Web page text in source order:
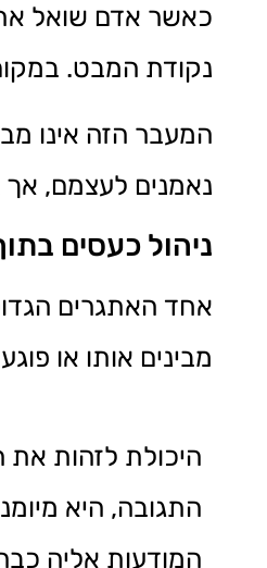
כאשר אדם שואל
נקודת המבט.
המעבר הזה אינו
נאמנים לעצמם,
ניהול כעסים
אחד האתגרים
מבינים אותו או
היכולת לזהות את
התגובה, היא
המודעות אליה